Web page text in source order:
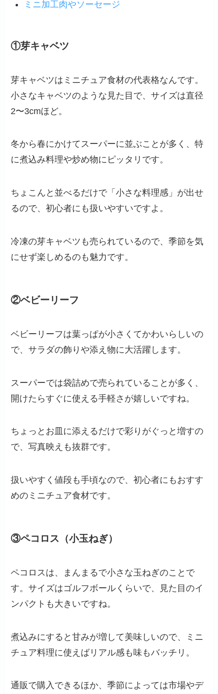
ミニ加工肉やソーセージ
①芽キャベツ
芽キャベツはミニチュア食材の代表格なんです。
小さなキャベツのような見た目で、サイズは直径
2〜3cmほど。
冬から春にかけてスーパーに並ぶことが多く、特
に煮込み料理や炒め物にピッタリです。
ちょこんと並べるだけで「小さな料理感」が出せ
るので、初心者にも扱いやすいですよ。
冷凍の芽キャベツも売られているので、季節を気
にせず楽しめるのも魅力です。
②ベビーリーフ
ベビーリーフは葉っぱが小さくてかわいらしいの
で、サラダの飾りや添え物に大活躍します。
スーパーでは袋詰めで売られていることが多く、
開けたらすぐに使える手軽さが嬉しいですね。
ちょっとお皿に添えるだけで彩りがぐっと増すの
で、写真映えも抜群です。
扱いやすく値段も手頃なので、初心者にもおすす
めのミニチュア食材です。
③ペコロス（小玉ねぎ）
ペコロスは、まんまるで小さな玉ねぎのことで
す。サイズはゴルフボールくらいで、見た目のイ
ンパクトも大きいですね。
煮込みにすると甘みが増して美味しいので、ミニ
チュア料理に使えばリアル感も味もバッチリ。
通販で購入できるほか、季節によっては市場やデ